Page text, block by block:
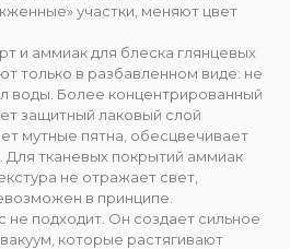
участки, меняют цвет
и аммиак для блеска глянцевых
только в разбавленном виде: не
л воды. Более концентрированный
защитный лаковый слой
мутные пятна, обесцвечивает
Для тканевых покрытий аммиак
не отражает свет,
в принципе.
подходит. Он создает сильное
которые растягивают